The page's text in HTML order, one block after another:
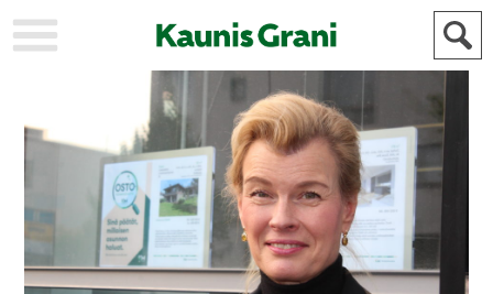
STADEN
AJANKOHTAISTA
AKTUELLT
URHEILU
IDROTT
KULTTUURI
KULTUR
HISTORIA
HISTORIA
YLEINEN
ALLMÄN